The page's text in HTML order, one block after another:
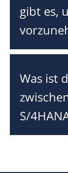
gibt es,
Was ist
S/